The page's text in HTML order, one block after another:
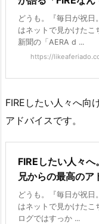
どうも。『毎日が祝日
はネットで見かけたこ
新聞の「AERA d ...
https://
FIREしたい人々へ向
アドバイスです。
FIREしたい人々
兄からの最高のア
どうも。『毎日が祝日
はネットで見かけたこ
ログではすっか ...